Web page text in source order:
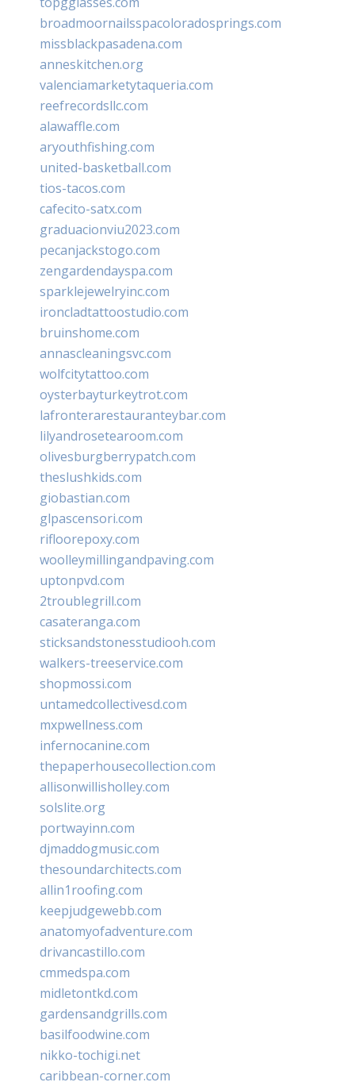
broadmoornailsspacoloradosprings.com
missblackpasadena.com
anneskitchen.org
valenciamarketytaqueria.com
reefrecordsllc.com
alawaffle.com
aryouthfishing.com
united-basketball.com
tios-tacos.com
cafecito-satx.com
graduacionviu2023.com
pecanjackstogo.com
zengardendayspa.com
sparklejewelryinc.com
ironcladtattoostudio.com
bruinshome.com
annascleaningsvc.com
wolfcitytattoo.com
oysterbayturkeytrot.com
lafronterarestauranteybar.com
lilyandrosetearoom.com
olivesburgberrypatch.com
theslushkids.com
giobastian.com
glpascensori.com
rifloorepoxy.com
woolleymillingandpaving.com
uptonpvd.com
2troublegrill.com
casateranga.com
sticksandstonesstudiooh.com
walkers-treeservice.com
shopmossi.com
untamedcollectivesd.com
mxpwellness.com
infernocanine.com
thepaperhousecollection.com
allisonwillisholley.com
solslite.org
portwayinn.com
djmaddogmusic.com
thesoundarchitects.com
allin1roofing.com
keepjudgewebb.com
anatomyofadventure.com
drivancastillo.com
cmmedspa.com
midletontkd.com
gardensandgrills.com
basilfoodwine.com
nikko-tochigi.net
caribbean-corner.com